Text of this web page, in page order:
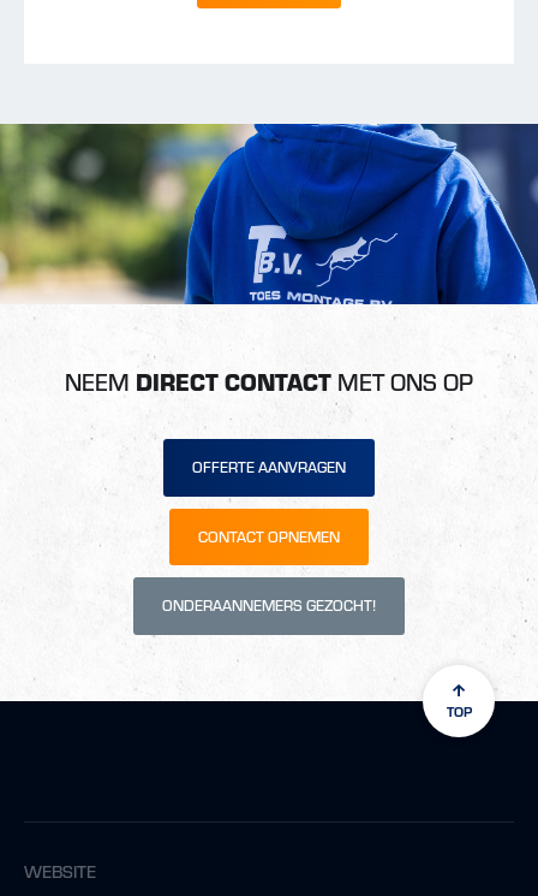
NEEM DIRECT CONTACT MET ONS OP
OFFERTE AANVRAGEN
CONTACT OPNEMEN
ONDERAANNEMERS GEZOCHT!
TOP
WEBSITE